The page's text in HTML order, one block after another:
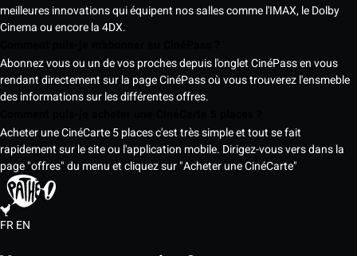
meilleures innovations qui équipent nos salles comme l'IMAX, le Dolby
Cinema ou encore la 4DX.
Abonnez vous ou un de vos proches depuis l'onglet CinéPass en vous
rendant directement sur la page CinéPass où vous trouverez l'ensmeble
des informations sur les différentes offres.
Acheter une CinéCarte 5 places c'est très simple et tout se fait
rapidement sur le site ou l'application mobile. Dirigez-vous vers dans la
page "offres" du menu et cliquez sur "Acheter une CinéCarte"
FREN